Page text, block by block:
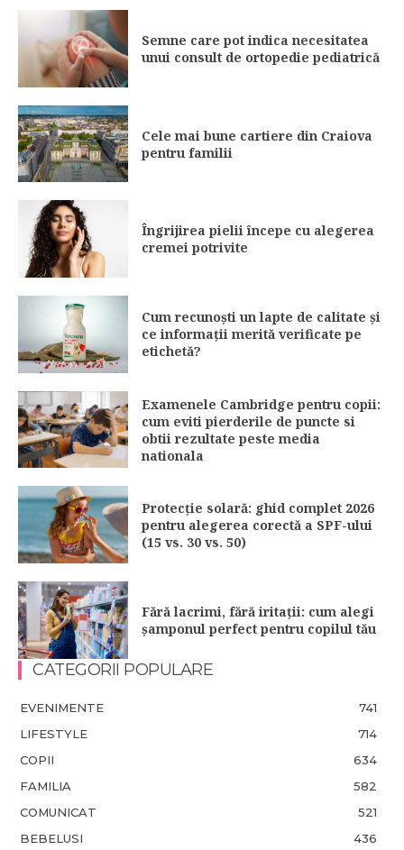
Semne care pot indica necesitatea
unui consult de ortopedie pediatrică
Cele mai bune cartiere din Craiova
pentru familii
Îngrijirea pielii începe cu alegerea
cremei potrivite
Cum recunoști un lapte de calitate și
ce informații merită verificate pe
etichetă?
Examenele Cambridge pentru copii:
cum eviti pierderile de puncte si
obtii rezultate peste media
nationala
Protecție solară: ghid complet 2026
pentru alegerea corectă a SPF-ului
(15 vs. 30 vs. 50)
Fără lacrimi, fără iritații: cum alegi
șamponul perfect pentru copilul tău
CATEGORII POPULARE
EVENIMENTE
741
LIFESTYLE
714
COPII
634
FAMILIA
582
COMUNICAT
521
BEBELUSI
436